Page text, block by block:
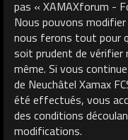
pas « XAMAXforum -
Nous pouvons
nous ferons tout pour
soit prudent de vérifier
même. Si vous
de Neuchâtel Xamax
été effectués, vous
des conditions
modifications.